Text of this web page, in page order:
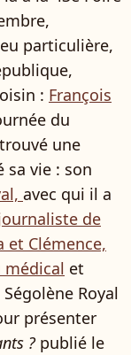
particulière,
: François
du
une
sa vie : son
avec qui il a
de
et Clémence,
et
Royal
présenter
?publié le